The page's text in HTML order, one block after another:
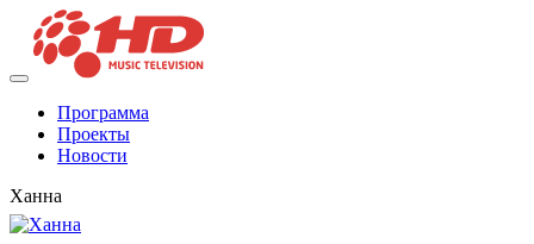
Программа
Проекты
Новости
Ханна